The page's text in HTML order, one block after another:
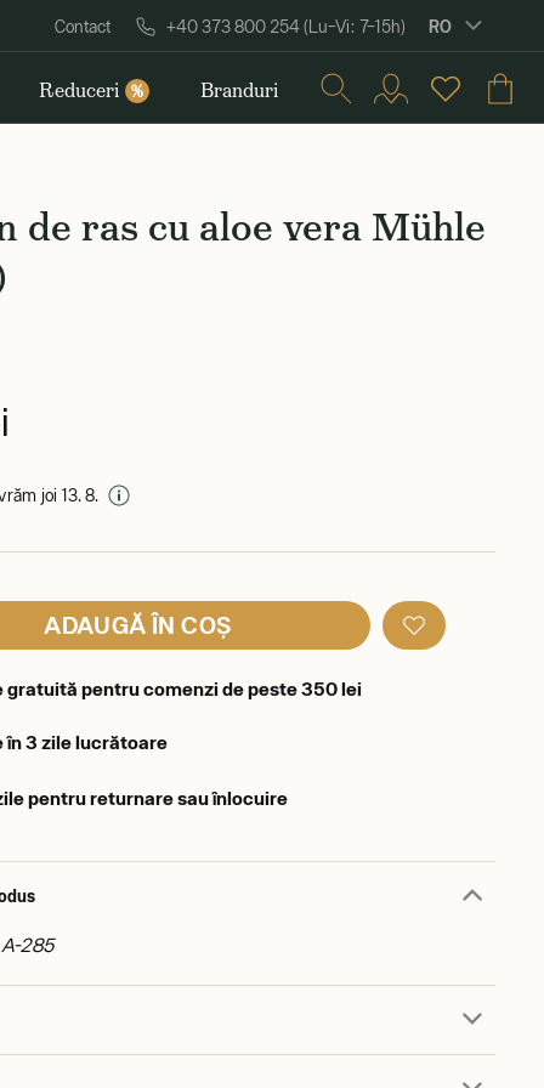
Contact +40 373 800 254 (Lu–Vi: 7–15h) RO
Reduceri % Branduri
de ras cu aloe vera Mühle
joi 13. 8.
ADAUGĂ ÎN COȘ
gratuită pentru comenzi de peste 350 lei
în 3 zile lucrătoare
pentru returnare sau înlocuire
285